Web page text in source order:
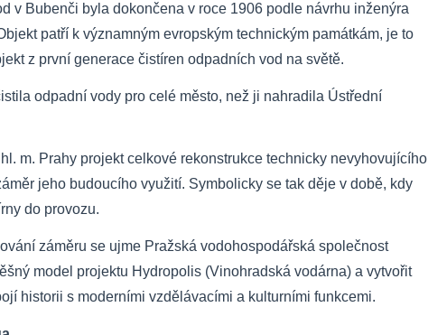
v Bubenči byla dokončena v roce 1906 podle návrhu inženýra
patří k významným evropským technickým památkám, je to
z první generace čistíren odpadních vod na světě.
odpadní vody pro celé město, než ji nahradila Ústřední
m. Prahy projekt celkové rekonstrukce technicky nevyhovujícího
jeho budoucího využití. Symbolicky se tak děje v době, kdy
do provozu.
záměru se ujme Pražská vodohospodářská společnost
model projektu Hydropolis (Vinohradská vodárna) a vytvořit
historii s moderními vzdělávacími a kulturními funkcemi.